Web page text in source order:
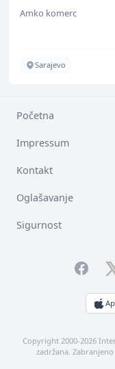
Amko komerc
Sarajevo
Početna
Impressum
Kontakt
Oglašavanje
Sigurnost
Copyright 2000-2026
zadržana.